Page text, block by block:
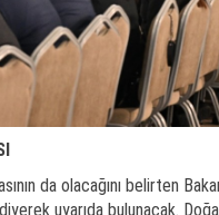
da olacağını belirten
uyarıda bulunacak.